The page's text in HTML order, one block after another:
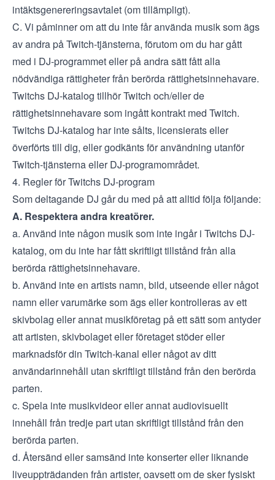
intäktsgenereringsavtalet (om tillämpligt).
C. Vi påminner om att du inte får använda musik som ägs
av andra på Twitch-tjänsterna, förutom om du har gått
med i DJ-programmet eller på andra sätt fått alla
nödvändiga rättigheter från berörda rättighetsinnehavare.
Twitchs DJ-katalog tillhör Twitch och/eller de
rättighetsinnehavare som ingått kontrakt med Twitch.
Twitchs DJ-katalog har inte sålts, licensierats eller
överförts till dig, eller godkänts för användning utanför
Twitch-tjänsterna eller DJ-programområdet.
4. Regler för Twitchs DJ-program
Som deltagande DJ går du med på att alltid följa följande:
A. Respektera andra kreatörer.
a. Använd inte någon musik som inte ingår i Twitchs DJ-
katalog, om du inte har fått skriftligt tillstånd från alla
berörda rättighetsinnehavare.
b. Använd inte en artists namn, bild, utseende eller något
namn eller varumärke som ägs eller kontrolleras av ett
skivbolag eller annat musikföretag på ett sätt som antyder
att artisten, skivbolaget eller företaget stöder eller
marknadsför din Twitch-kanal eller något av ditt
användarinnehåll utan skriftligt tillstånd från den berörda
parten.
c. Spela inte musikvideor eller annat audiovisuellt
innehåll från tredje part utan skriftligt tillstånd från den
berörda parten.
d. Återsänd eller samsänd inte konserter eller liknande
liveuppträdanden från artister, oavsett om de sker fysiskt